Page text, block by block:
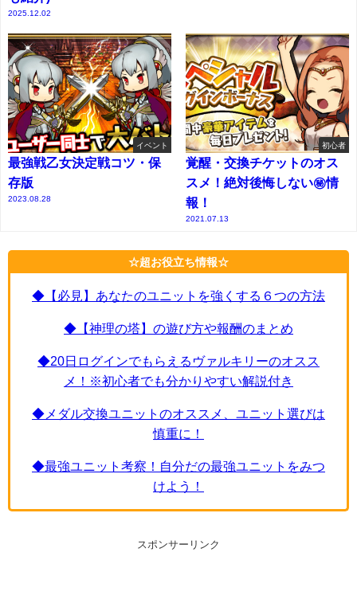
2025.12.02
イベント
最強戦乙女決定戦コツ・保
存版
2023.08.28
初心者
覚醒・交換チケットのオス
スメ！絶対後悔しない㊙情
報！
2021.07.13
☆超お役立ち情報☆
◆【必見】あなたのユニットを強くする６つの方法
◆【神理の塔】の遊び方や報酬のまとめ
◆20日ログインでもらえるヴァルキリーのオスス
メ！※初心者でも分かりやすい解説付き
◆メダル交換ユニットのオススメ、ユニット選びは
慎重に！
◆最強ユニット考察！自分だの最強ユニットをみつ
けよう！
スポンサーリンク